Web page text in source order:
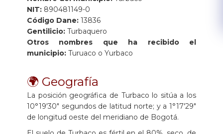
NIT: 890481149-0
Código Dane: 13836
Gentilicio: Turbaquero
Otros nombres que ha recibido el
municipio: Turuaco o Yurbaco
🌍 Geografía
La posición geográfica de Turbaco lo sitúa a los
10°19'30" segundos de latitud norte; y a 1°17'29"
de longitud oeste del meridiano de Bogotá.